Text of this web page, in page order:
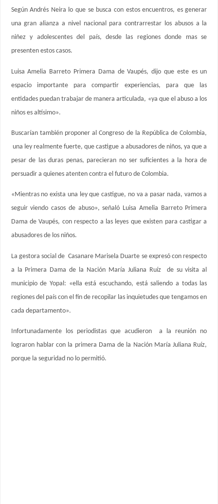
Según Andrés Neira lo que se busca con estos encuentros, es generar
una gran alianza a nivel nacional para contrarrestar los abusos a la
niñez y adolescentes del país, desde las regiones donde mas se
presenten estos casos.
Luisa Amelia Barreto Primera Dama de Vaupés, dijo que este es un
espacio importante para compartir experiencias, para que las
entidades puedan trabajar de manera articulada, «ya que el abuso a los
niños es altísimo».
Buscarían también proponer al Congreso de la República de Colombia,
una ley realmente fuerte, que castigue a abusadores de niños, ya que a
pesar de las duras penas, parecieran no ser suficientes a la hora de
persuadir a quienes atenten contra el futuro de Colombia.
«Mientras no exista una ley que castigue, no va a pasar nada, vamos a
seguir viendo casos de abuso», señaló Luisa Amelia Barreto Primera
Dama de Vaupés, con respecto a las leyes que existen para castigar a
abusadores de los niños.
La gestora social de Casanare Marisela Duarte se expresó con respecto
a la Primera Dama de la Nación María Juliana Ruíz de su visita al
municipio de Yopal: «ella está escuchando, está saliendo a todas las
regiones del país con el fin de recopilar las inquietudes que tengamos en
cada departamento».
Infortunadamente los periodistas que acudieron a la reunión no
lograron hablar con la primera Dama de la Nación María Juliana Ruíz,
porque la seguridad no lo permitió.